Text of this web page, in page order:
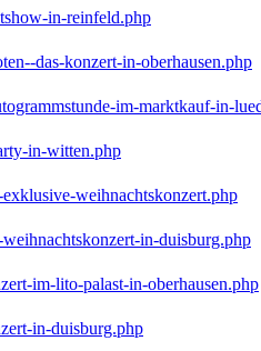
in-reinfeld.php
das-konzert-in-oberhausen.php
im-marktkauf-in-
in-witten.php
weihnachtskonzert.php
in-duisburg.php
im-lito-palast-in-oberhausen.php
in-duisburg.php